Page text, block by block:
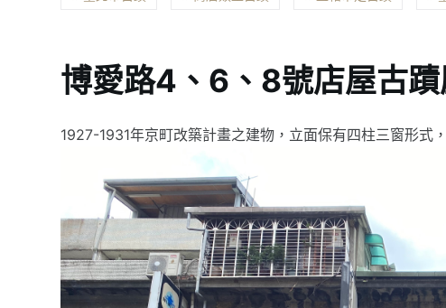
博愛路4、6、8號店屋古
1927-1931年京町改築計畫之建物，立面保有四柱三窗形式